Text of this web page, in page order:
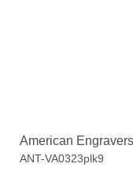
American
ANT-VA0323plk9